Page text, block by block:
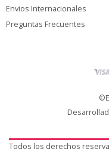
Envios Internacionales
Preguntas Frecuentes
Todos los derechos